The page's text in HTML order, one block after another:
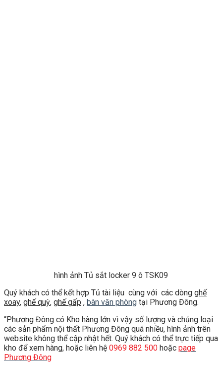
hình ảnh Tủ sắt locker 9 ô TSK09
Quý khách có thể kết hợp Tủ tài liệu cùng với các dòng ghế
xoay, ghế quỳ, ghế gấp , bàn văn phòng tại Phương Đông.
“Phương Đông có Kho hàng lớn vì vậy số lượng và chủng loại
các sản phẩm nội thất Phương Đông quá nhiều, hình ảnh trên
website không thể cập nhật hết. Quý khách có thể trực tiếp qua
kho để xem hàng, hoặc liên hệ 0969 882 500 hoặc page
Phương Đông